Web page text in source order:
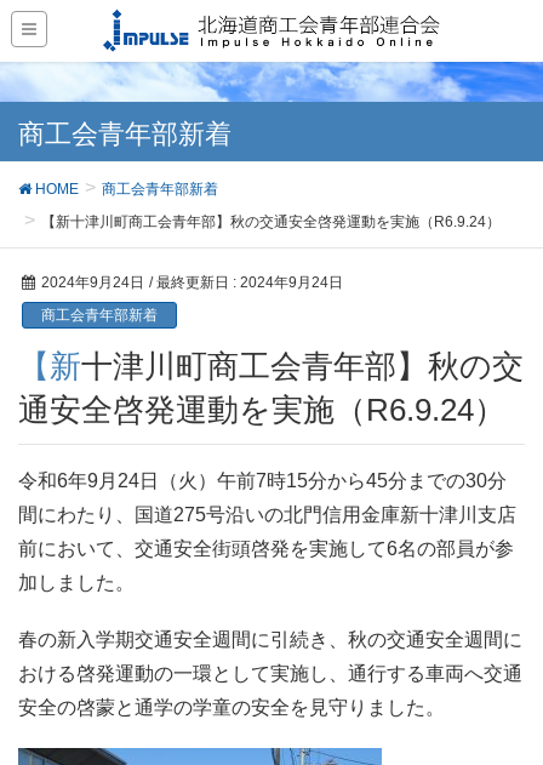
商工会青年部新着
HOME
商工会青年部新着
【新十津川町商工会青年部】秋の交通安全啓発運動を実施（R6.9.24）
2024年9月24日 / 最終更新日 : 2024年9月24日
商工会青年部新着
【新十津川町商工会青年部】秋の交
通安全啓発運動を実施（R6.9.24）
令和6年9月24日（火）午前7時15分から45分までの30分
間にわたり、国道275号沿いの北門信用金庫新十津川支店
前において、交通安全街頭啓発を実施して6名の部員が参
加しました。
春の新入学期交通安全週間に引続き、秋の交通安全週間に
おける啓発運動の一環として実施し、通行する車両へ交通
安全の啓蒙と通学の学童の安全を見守りました。